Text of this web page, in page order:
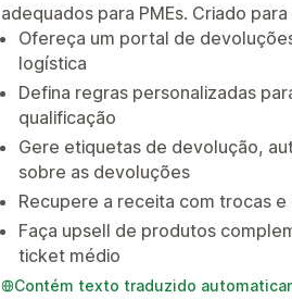
adequados para PMEs. Criado
Ofereça um portal de
logística
Defina regras personalizadas
qualificação
Gere etiquetas de devolução,
sobre as devoluções
Recupere a receita com trocas
Faça upsell de produtos
ticket médio
Contém texto traduzido